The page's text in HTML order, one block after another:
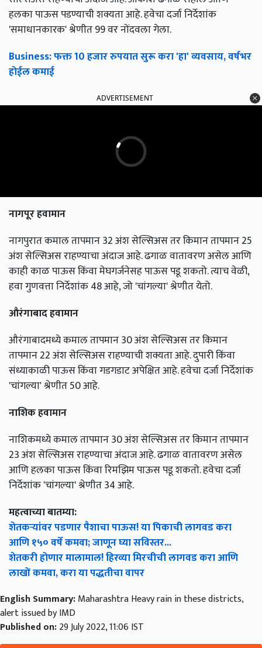
हलका पाऊस पडण्याची शक्यता आहे. हवेचा दर्जा निर्देशांक
'समाधानकारक' श्रेणीत 99 वर नोंदवला गेला.
Business: फक्त 10 हजार रुपयात सुरू करा 'हा' व्यवसाय, वर्षभर
होईल कमाई
ADVERTISEMENT
नागपूर हवामान
नागपुरात कमाल तापमान 32 अंश सेल्सिअस तर किमान तापमान 25
अंश सेल्सिअस राहण्याचा अंदाज आहे. ढगाळ वातावरण असेल आणि
काही काळ पाऊस किंवा मेघगर्जनेसह पाऊस पडू शकतो. त्याच वेळी,
हवा गुणवत्ता निर्देशांक 48 आहे, जो 'चांगल्या' श्रेणीत येतो.
औरंगाबाद हवामान
औरंगाबादमध्ये कमाल तापमान 30 अंश सेल्सिअस तर किमान
तापमान 22 अंश सेल्सिअस राहण्याची शक्यता आहे. दुपारी किंवा
संध्याकाळी पाऊस किंवा गडगडाट अपेक्षित आहे. हवेचा दर्जा निर्देशांक
'चांगल्या' श्रेणीत 50 आहे.
नाशिक हवामान
नाशिकमध्ये कमाल तापमान 30 अंश सेल्सिअस तर किमान तापमान
23 अंश सेल्सिअस राहण्याचा अंदाज आहे. ढगाळ वातावरण असेल
आणि हलका पाऊस किंवा रिमझिम पाऊस पडू शकतो. हवेचा दर्जा
निर्देशांक 'चांगल्या' श्रेणीत 34 आहे.
महत्वाच्या बातम्या:
शेतकऱ्यांवर पडणार पैशाचा पाऊस! या पिकाची लागवड करा
आणि १५० वर्षे कमवा; जाणून घ्या सविस्तर...
शेतकरी होणार मालामाल! हिरव्या मिरचीची लागवड करा आणि
लाखों कमवा, करा या पद्धतीचा वापर
English Summary:Maharashtra Heavy rain in these districts,
alert issued by IMD
Published on:29 July 2022, 11:06 IST